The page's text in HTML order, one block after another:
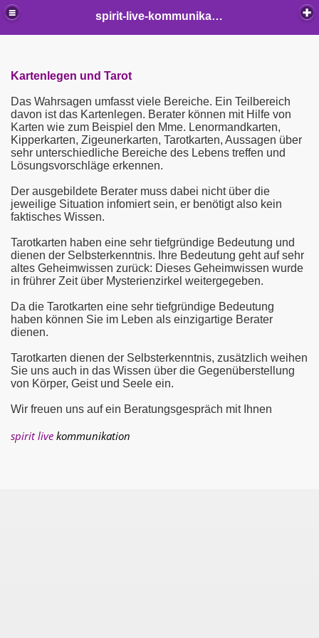
Professionelle spirituelle Lebensberatung - Privatsitzungen -
Beratungen in allen Lebenslagen...
spirit-live-kommunikation
Kartenlegen und Tarot
Das Wahrsagen umfasst viele Bereiche. Ein Teilbereich
davon ist das Kartenlegen. Berater können mit Hilfe von
Karten wie zum Beispiel den Mme. Lenormandkarten,
Kipperkarten, Zigeunerkarten, Tarotkarten, Aussagen über
sehr unterschiedliche Bereiche des Lebens treffen und
Lösungsvorschläge erkennen.
Der ausgebildete Berater muss dabei nicht über die
jeweilige Situation infomiert sein, er benötigt also kein
faktisches Wissen.
Tarotkarten haben eine sehr tiefgründige Bedeutung und
dienen der Selbsterkenntnis. Ihre Bedeutung geht auf sehr
altes Geheimwissen zurück: Dieses Geheimwissen wurde
in frührer Zeit über Mysterienzirkel weitergegeben.
Da die Tarotkarten eine sehr tiefgründige Bedeutung
haben können Sie im Leben als einzigartige Berater
dienen.
Tarotkarten dienen der Selbsterkenntnis, zusätzlich weihen
Sie uns auch in das Wissen über die Gegenüberstellung
von Körper, Geist und Seele ein.
Wir freuen uns auf ein Beratungsgespräch mit Ihnen
spirit live kommunikation